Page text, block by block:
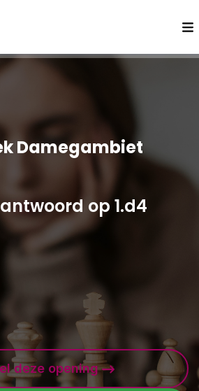
Damegambiet
op 1.d4
deze opening